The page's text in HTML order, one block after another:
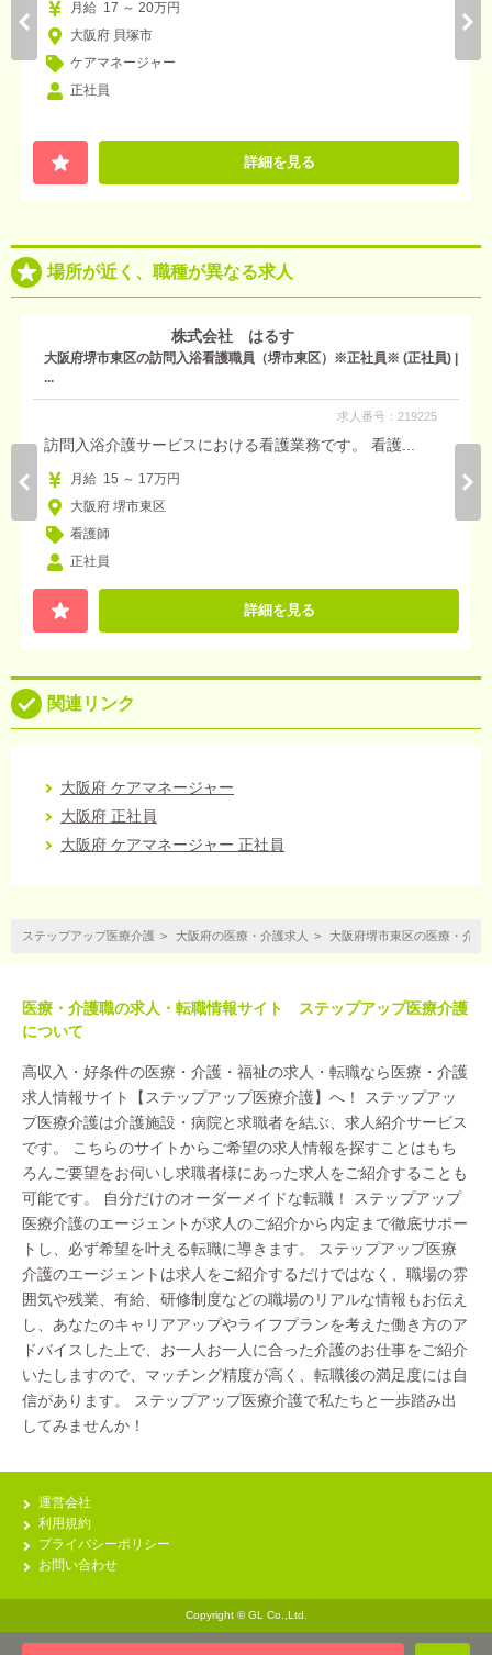
月給 17 ～ 20万円
大阪府 貝塚市
ケアマネージャー
正社員
詳細を見る
場所が近く、職種が異なる求人
株式会社 はるす
大阪府堺市東区の訪問入浴看護職員（堺市東区）※正社員※ (正社員) |
...
求人番号：219225
訪問入浴介護サービスにおける看護業務です。 看護...
月給 15 ～ 17万円
大阪府 堺市東区
看護師
正社員
詳細を見る
関連リンク
大阪府 ケアマネージャー
大阪府 正社員
大阪府 ケアマネージャー 正社員
ステップアップ医療介護 大阪府の医療・介護求人 大阪府堺市東区の医療・介護
医療・介護職の求人・転職情報サイト ステップアップ医療介護
について
高収入・好条件の医療・介護・福祉の求人・転職なら医療・介護
求人情報サイト【ステップアップ医療介護】へ！ ステップアッ
プ医療介護は介護施設・病院と求職者を結ぶ、求人紹介サービス
です。 こちらのサイトからご希望の求人情報を探すことはもち
ろんご要望をお伺いし求職者様にあった求人をご紹介することも
可能です。 自分だけのオーダーメイドな転職！ ステップアップ
医療介護のエージェントが求人のご紹介から内定まで徹底サポー
トし、必ず希望を叶える転職に導きます。 ステップアップ医療
介護のエージェントは求人をご紹介するだけではなく、職場の雰
囲気や残業、有給、研修制度などの職場のリアルな情報もお伝え
し、あなたのキャリアアップやライフプランを考えた働き方のア
ドバイスした上で、お一人お一人に合った介護のお仕事をご紹介
いたしますので、マッチング精度が高く、転職後の満足度には自
信があります。 ステップアップ医療介護で私たちと一歩踏み出
してみませんか！
運営会社
利用規約
プライバシーポリシー
お問い合わせ
Copyright © GL Co.,Ltd.